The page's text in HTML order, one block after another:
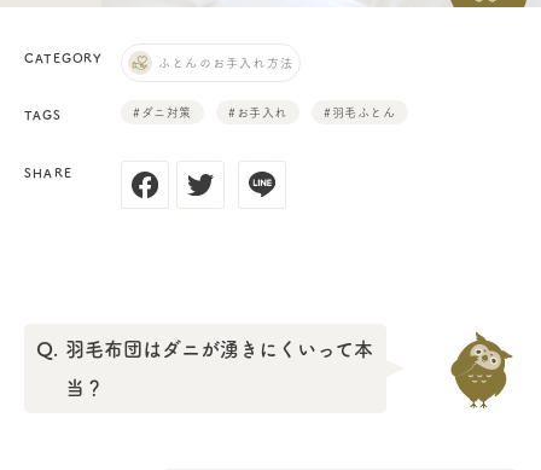
CATEGORY ふとんのお手入れ方法
TAGS #ダニ対策 #お手入れ #羽毛ふとん
SHARE
Q.
羽毛布団はダニが湧きにくいって本
当？